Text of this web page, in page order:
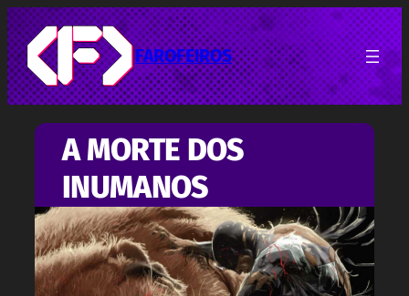
Pular
para
o
conteúdo
FAROFEIROS
A MORTE DOS
INUMANOS